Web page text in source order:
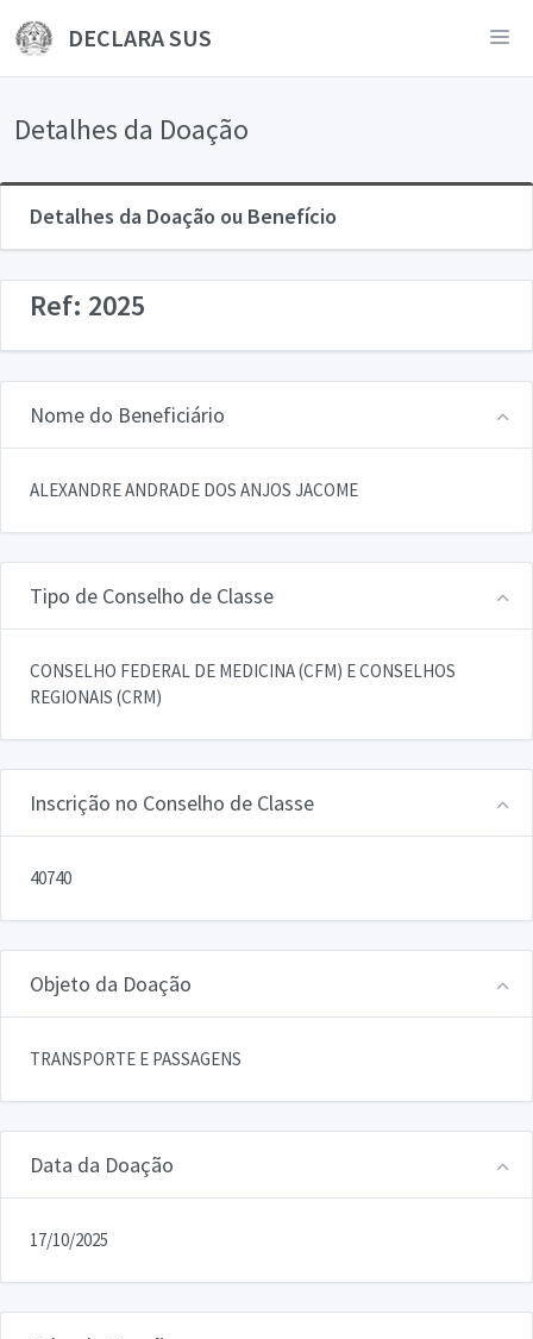
DECLARA SUS
Detalhes da Doação
Detalhes da Doação ou Benefício
Ref: 2025
Nome do Beneficiário
ALEXANDRE ANDRADE DOS ANJOS JACOME
Tipo de Conselho de Classe
CONSELHO FEDERAL DE MEDICINA (CFM) E CONSELHOS
REGIONAIS (CRM)
Inscrição no Conselho de Classe
40740
Objeto da Doação
TRANSPORTE E PASSAGENS
Data da Doação
17/10/2025